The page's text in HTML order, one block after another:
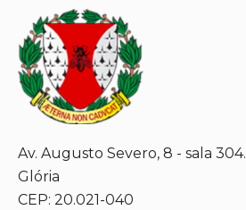
Av. Augusto Severo, 8 - sala 304.
Glória
CEP: 20.021-040